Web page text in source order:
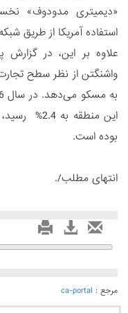
«دیمیتری مدودوف»
استفاده آمریکا از طریق
علاوه بر این، در گزارش
واشنگتن از نظر سطح
بوده است.
انتهای مطلب/.
مرجع : ca-portal